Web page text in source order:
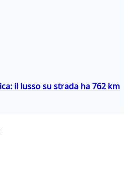
il lusso su strada ha 762 km